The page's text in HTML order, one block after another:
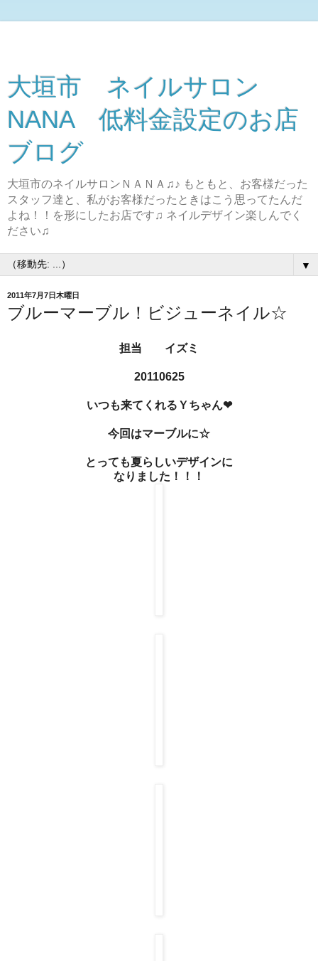
大垣市 ネイルサロン
NANA 低料金設定のお店
ブログ
大垣市のネイルサロンＮＡＮＡ♫♪ もともと、お客様だった
スタッフ達と、私がお客様だったときはこう思ってたんだ
よね！！を形にしたお店です♫ ネイルデザイン楽しんでく
ださい♫
▼
2011年7月7日木曜日
ブルーマーブル！ビジューネイル☆
担当 イズミ
20110625
いつも来てくれるＹちゃん❤
今回はマーブルに☆
とっても夏らしいデザインに
なりました！！！